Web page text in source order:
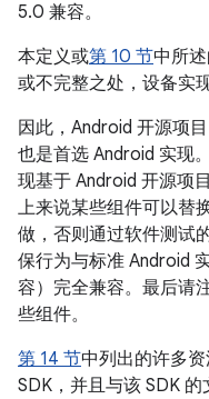
5.0 兼容。
本定义或第 10 节中所
或不完整之处，设备实
因此，Android 开源项
也是首选 Android 实现
现基于 Android 开源项
上来说某些组件可以替
做，否则通过软件测试
保行为与标准 Android
容）完全兼容。最后请
些组件。
第 14 节中列出的许多
SDK，并且与该 SDK